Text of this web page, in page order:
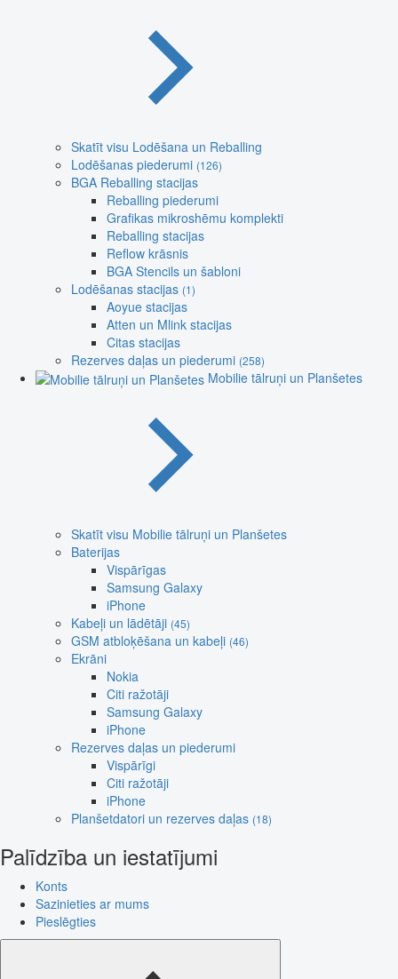
Skatīt visu Lodēšana un Reballing
Lodēšanas piederumi (126)
BGA Reballing stacijas
Reballing piederumi
Grafikas mikroshēmu komplekti
Reballing stacijas
Reflow krāsnis
BGA Stencils un šabloni
Lodēšanas stacijas (1)
Aoyue stacijas
Atten un Mlink stacijas
Citas stacijas
Rezerves daļas un piederumi (258)
Mobilie tālruņi un Planšetes
Skatīt visu Mobilie tālruņi un Planšetes
Baterijas
Vispārīgas
Samsung Galaxy
iPhone
Kabeļi un lādētāji (45)
GSM atbloķēšana un kabeļi (46)
Ekrāni
Nokia
Citi ražotāji
Samsung Galaxy
iPhone
Rezerves daļas un piederumi
Vispārīgi
Citi ražotāji
iPhone
Planšetdatori un rezerves daļas (18)
Palīdzība un iestatījumi
Konts
Sazinieties ar mums
Pieslēgties